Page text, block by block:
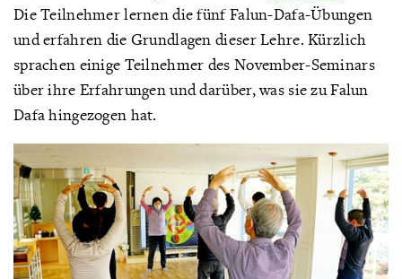
Die Teilnehmer lernen die fünf Falun-Dafa-Übungen
und erfahren die Grundlagen dieser Lehre. Kürzlich
sprachen einige Teilnehmer des November-Seminars
über ihre Erfahrungen und darüber, was sie zu Falun
Dafa hingezogen hat.